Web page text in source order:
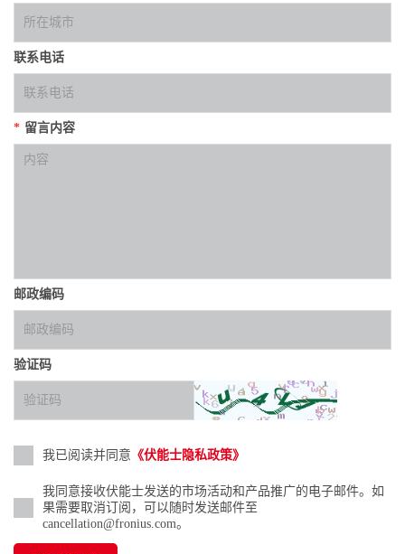
联系电话
* 留言内容
邮政编码
验证码
我已阅读并同意 《伏能士隐私政策》
我同意接收伏能士发送的市场活动和产品推广的电子邮件。如
果需要取消订阅，可以随时发送邮件至
cancellation@fronius.com。